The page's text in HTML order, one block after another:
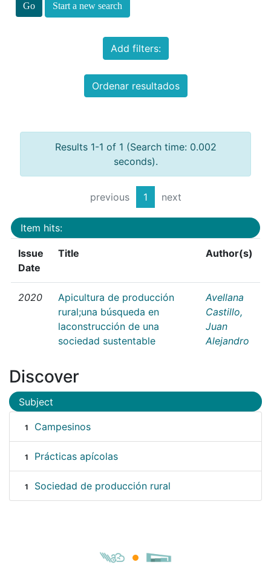
Start a new search
Add filters:
Ordenar resultados
Results 1-1 of 1 (Search time: 0.002
seconds).
previous 1 next
Item hits:
Issue
Date
Title Author(s)
2020
Apicultura de producción
rural;una búsqueda en
laconstrucción de una
sociedad sustentable
Avellana
Castillo,
Juan
Alejandro
Discover
Subject
1 Campesinos
1 Prácticas apícolas
1 Sociedad de producción rural